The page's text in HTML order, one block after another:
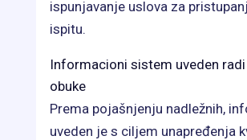
ispunjavanje uslova za
ispitu.
Informacioni sistem uveden
obuke
Prema pojašnjenju nadležnih,
uveden je s ciljem unapređenja